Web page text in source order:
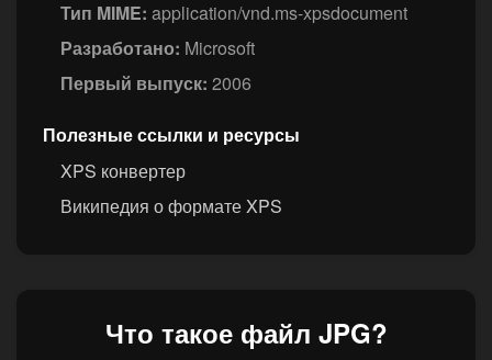
Тип MIME: application/vnd.ms-xpsdocument
Разработано: Microsoft
Первый выпуск: 2006
Полезные ссылки и ресурсы
XPS конвертер
Википедия о формате XPS
Что такое файл JPG?